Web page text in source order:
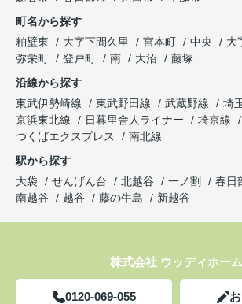
町名から探す
粕壁東
大字下間久里 宮本町 中央
大
弥栄町
登戸町 南 大沼
藤塚
沿線から探す
東武伊勢崎線
東武野田線 武蔵野線
埼
京浜東北線
日暮里舎人ライナー
埼京線
つくばエクスプレス
南北線
駅から探す
大袋
せんげん台 北越谷 一ノ割 春日
南越谷
越谷 藤の牛島 新越谷
株式会社 ウッディホーム
0120-069-055